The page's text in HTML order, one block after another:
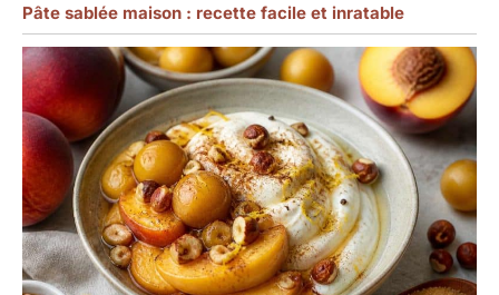
Pâte sablée maison : recette facile et inratable